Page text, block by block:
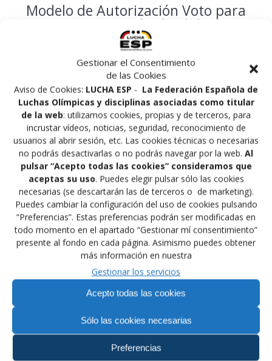
Gestionar el Consentimiento
de las Cookies
Aviso de Cookies: LUCHA ESP - La Federación Española de
Luchas Olímpicas y disciplinas asociadas como titular
de la web: utilizamos cookies, propias y de terceros, para
incrustar vídeos, noticias, seguridad, reconocimiento de
usuarios al abrir sesión, etc. Las cookies técnicas o necesarias
no podrás desactivarlas o no podrás navegar por la web. Al
pulsar “Acepto todas las cookies” consideramos que
aceptas su uso. Puedes elegir pulsar sólo las cookies
necesarias (se descartarán las de terceros o de marketing).
Puedes cambiar la configuración del uso de cookies pulsando
“Preferencias”. Estas preferencias podrán ser modificadas en
todo momento en el apartado “Gestionar mí consentimiento”
presente al fondo en cada página. Asimismo puedes obtener
más información en nuestra
Gestionar los servicios
Acepto todas las cookies
Sólo las cookies necesarias
Preferencias
Modelo de Autorización Voto para
Representación de Clubes
Modelo Cambio de Estamento
Personas Luchadores, Técnicos,
Arbitros
Modelo de Presentación de
Candidaturas Para el Estamento De
Deportistas/ Técnicos de Alto Nivel
Modelo de Presentación de
Candidaturas para el Estamento de
Clubes
Circunscripciones Electorales
Modelo de Reclamación al Censo de
Clubes
Modelo de Reclamación al Censo de
Deportistas, Técnicos y Jueces
Modelo para la Inclusión en el Censo
de Luchadores/Técnicos/Jueces